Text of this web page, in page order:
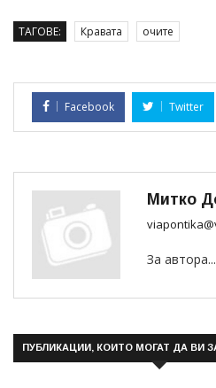
ТАГОВЕ: Кравата очите
Facebook Twitter
Митко
За автора...
ПУБЛИКАЦИИ, КОИТО МОГАТ ДА ВИ